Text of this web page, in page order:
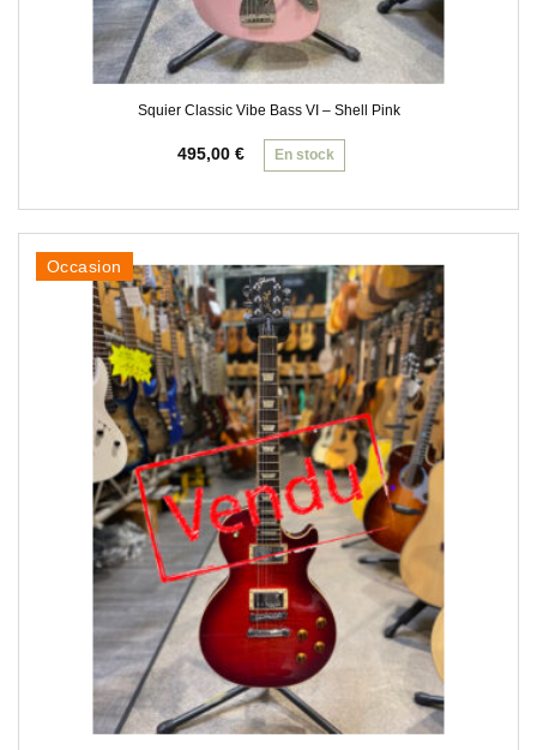
Squier Classic Vibe Bass VI – Shell Pink
495,00 € En stock
Occasion